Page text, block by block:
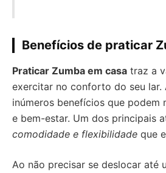
Benefícios de praticar
Praticar Zumba em casa traz a
exercitar no conforto do seu lar.
inúmeros benefícios que podem
e bem-estar. Um dos principais
comodidade e flexibilidade que
Ao não precisar se deslocar até